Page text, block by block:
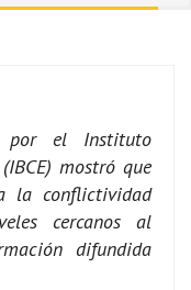
por el Instituto
mostró que
la conflictividad
cercanos al
difundida